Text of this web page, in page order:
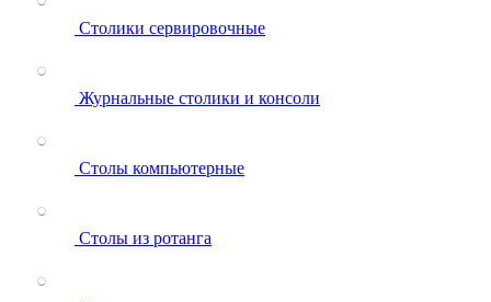
Столики сервировочные
Журнальные столики и консоли
Столы компьютерные
Столы из ротанга